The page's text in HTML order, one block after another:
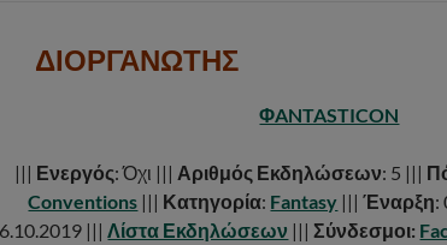
ΔΙΟΡΓΑΝΩΤΗΣ
ΦANTASTICON
||| Ενεργός: Όχι ||| Αριθμός Εκδηλώσεων: 5 |||
Conventions ||| Κατηγορία: Fantasy |||Έναρξη:
||| Λίστα Εκδηλώσεων ||| Σύνδεσμοι: